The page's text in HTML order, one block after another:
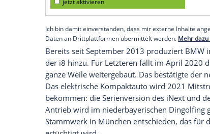
Audi-Modell: Der E-TronGT, der auf
Produktion des neuen E-
Logistik, Karosseriebau und
Hallen auf einer Fläche von etwa
BMW i3, i4 und iNext:Leipzig,
Empfohlener externer Inhalt:
Glomex GmbH